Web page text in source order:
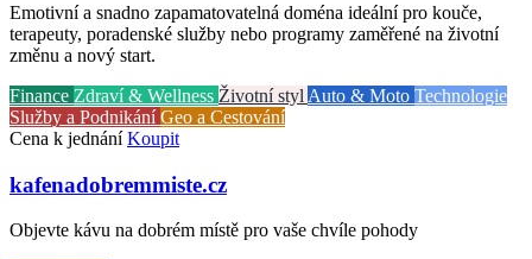
Emotivní a snadno zapamatovatelná doména ideální pro kouče,
terapeuty, poradenské služby nebo programy zaměřené na životní
změnu a nový start.
Finance Zdraví & Wellness Životní styl Auto & Moto Technologie
Služby a PodnikáníGeo a Cestování
Cena k jednání Koupit
kafenadobremmiste.cz
Objevte kávu na dobrém místě pro vaše chvíle pohody